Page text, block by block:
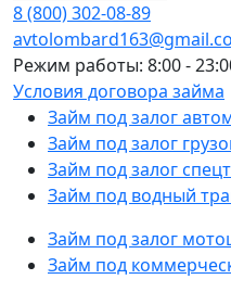
8 (800) 302-08-89
Режим работы: 8:00 -
Условия договора займа
Займ под залог
Займ под залог
Займ под залог
Займ под водный
Займ под залог
Займ под